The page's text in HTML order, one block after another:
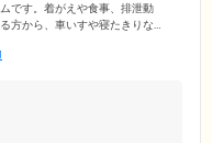
です。着がえや食事、排泄動
方から、車いすや寝たきりな
駐の、安心のお住まいをご提
ける環境です。